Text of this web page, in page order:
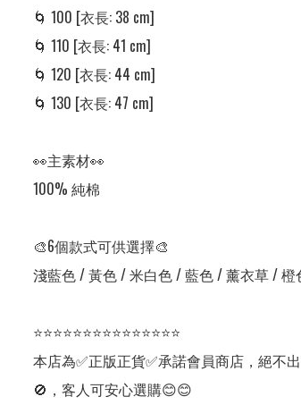
🌀 100 [衣長: 38 cm]
🌀 110 [衣長: 41 cm]
🌀 120 [衣長: 44 cm]
🌀 130 [衣長: 47 cm]
👀主素材👀
100% 純棉
🎨6個款式可供選擇🎨
淺藍色 / 黃色 / 米白色 / 藍色 / 薰衣草 / 橙
⭐⭐⭐⭐⭐⭐⭐⭐⭐⭐⭐⭐⭐⭐⭐
本店為✅正版正貨✅承諾會員商店，絕不
🚫，客人可安心選購😊😊